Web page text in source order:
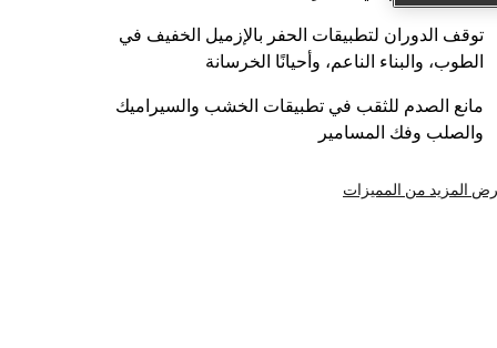
توقف الدوران لتطبيقات الحفر بالإزميل الخفيف في
الطوب، والبناء الناعم، وأحيانًا الخرسانة
مانع الصدم للثقب في تطبيقات الخشب والسيراميك
والصلب وفك المسامير
المزيد من المميزات